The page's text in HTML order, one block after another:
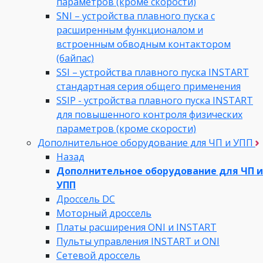
SNI – устройства плавного пуска с
расширенным функционалом и
встроенным обводным контактором
(байпас)
SSI – устройства плавного пуска INSTART
стандартная серия общего применения
SSIP - устройства плавного пуска INSTART
для повышенного контроля физических
параметров (кроме скорости)
Дополнительное оборудование для ЧП и УПП
Назад
Дополнительное оборудование для ЧП и
УПП
Дроссель DC
Моторный дроссель
Платы расширения ONI и INSTART
Пульты управления INSTART и ONI
Сетевой дроссель